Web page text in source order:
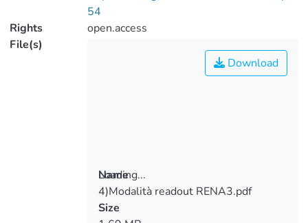
54
Rights
open.access
File(s)
Loading...
Loading...
Download
Name
4)Modalità readout RENA3.pdf
Size